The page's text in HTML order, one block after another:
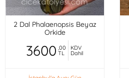
2 Dal Phalaenopsis Beyaz
Orkide
3600 ,00
TL
KDV
Dahil